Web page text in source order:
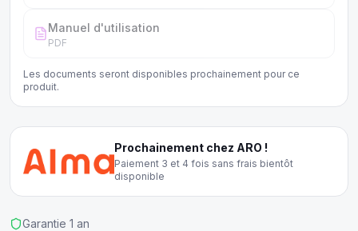
Manuel d'utilisation
PDF
Les documents seront disponibles prochainement pour ce
produit.
Prochainement chez ARO !
Paiement 3 et 4 fois sans frais bientôt
disponible
Garantie 1 an